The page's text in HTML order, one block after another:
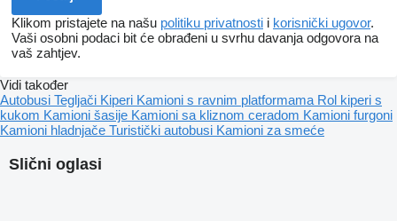
Klikom pristajete na našu politiku privatnosti i korisnički ugovor.
Vaši osobni podaci bit će obrađeni u svrhu davanja odgovora na
vaš zahtjev.
Slični oglasi
Vidi također
Autobusi Tegljači Kiperi Kamioni s ravnim platformama Rol kiperi s
kukom Kamioni šasije Kamioni sa kliznom ceradom Kamioni furgoni
Kamioni hladnjače Turistički autobusi Kamioni za smeće